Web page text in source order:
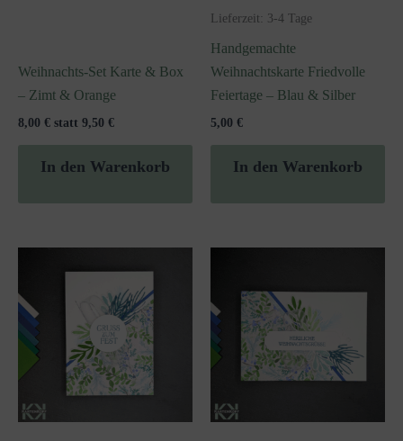
Weihnachts-Set Karte & Box
– Zimt & Orange
8,00 € statt 9,50 €
In den Warenkorb
Lieferzeit: 3-4 Tage
Handgemachte
Weihnachtskarte Friedvolle
Feiertage – Blau & Silber
5,00 €
In den Warenkorb